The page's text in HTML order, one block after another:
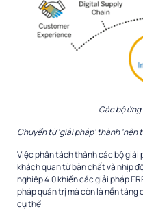
Các bộ ứng
Chuyển từ‘giải pháp’thành‘nền
Việc phân tách thành các bộ giải
khách quan từ bản chất và nhịp
nghiệp 4.0 khiến các giải pháp
pháp quản trị mà còn là nền tảng
cụ thể: